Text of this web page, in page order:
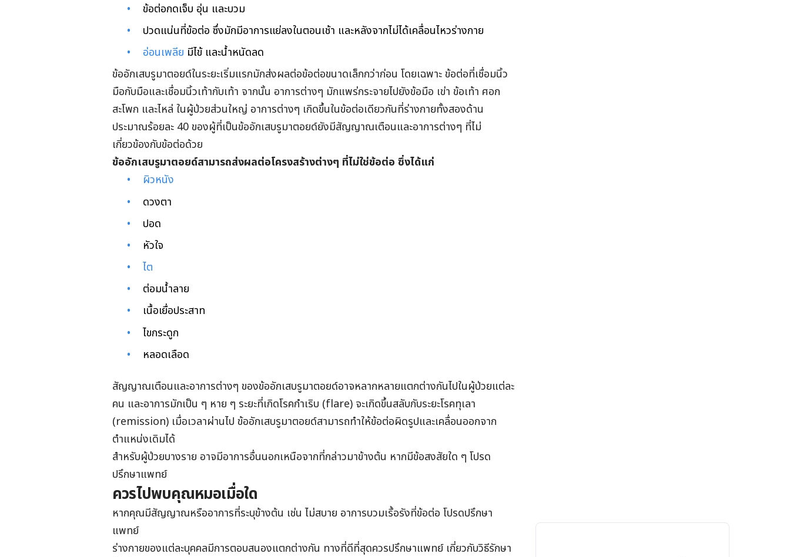
ข้อต่อกดเจ็บ อุ่น และบวม
ปวดแน่นที่ข้อต่อ ซึ่งมักมีอาการแย่ลงในตอนเช้า และหลังจากไม่ได้เคลื่อนไหวร่างกาย
อ่อนเพลีย มีไข้ และน้ำหนัดลด
ข้ออักเสบรูมาตอยด์ในระยะเริ่มแรกมักส่งผลต่อข้อต่อขนาดเล็กกว่าก่อน โดยเฉพาะ ข้อต่อที่เชื่อมนิ้ว
มือกับมือและเชื่อมนิ้วเท้ากับเท้า จากนั้น อาการต่างๆ มักแพร่กระจายไปยังข้อมือ เข่า ข้อเท้า ศอก
สะโพก และไหล่ ในผู้ป่วยส่วนใหญ่ อาการต่างๆ เกิดขึ้นในข้อต่อเดียวกันที่ร่างกายทั้งสองด้าน
ประมาณร้อยละ 40 ของผู้ที่เป็นข้ออักเสบรูมาตอยด์ยังมีสัญญาณเตือนและอาการต่างๆ ที่ไม่
เกี่ยวข้องกับข้อต่อด้วย
ข้ออักเสบรูมาตอยด์สามารถส่งผลต่อโครงสร้างต่างๆ ที่ไม่ใช่ข้อต่อ ซึ่งได้แก่
ผิวหนัง
ดวงตา
ปอด
หัวใจ
ไต
ต่อมน้ำลาย
เนื้อเยื่อประสาท
ไขกระดูก
หลอดเลือด
สัญญาณเตือนและอาการต่างๆ ของข้ออักเสบรูมาตอยด์อาจหลากหลายแตกต่างกันไปในผู้ป่วยแต่ละ
คน และอาการมักเป็น ๆ หาย ๆ ระยะที่เกิดโรคกำเริบ (flare) จะเกิดขึ้นสลับกับระยะโรคทุเลา
(remission) เมื่อเวลาผ่านไป ข้ออักเสบรูมาตอยด์สามารถทำให้ข้อต่อผิดรูปและเคลื่อนออกจาก
ตำแหน่งเดิมได้
สำหรับผู้ป่วยบางราย อาจมีอาการอื่นนอกเหนือจากที่กล่าวมาข้างต้น หากมีข้อสงสัยใด ๆ โปรด
ปรึกษาแพทย์
ควรไปพบคุณหมอเมื่อใด
หากคุณมีสัญญาณหรืออาการที่ระบุข้างต้น เช่น ไม่สบาย อาการบวมเรื้อรังที่ข้อต่อ โปรดปรึกษา
แพทย์
ร่างกายของแต่ละบุคคลมีการตอบสนองแตกต่างกัน ทางที่ดีที่สุดควรปรึกษาแพทย์ เกี่ยวกับวิธีรักษา